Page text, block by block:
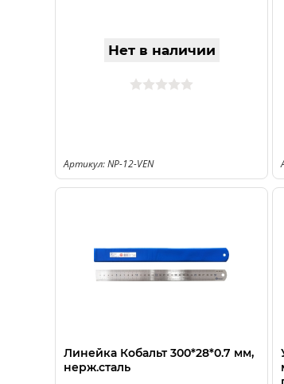
Нет в наличии
Артикул: NP-12-VEN
Линейка Кобальт 300*28*0.7 мм,
нерж.сталь